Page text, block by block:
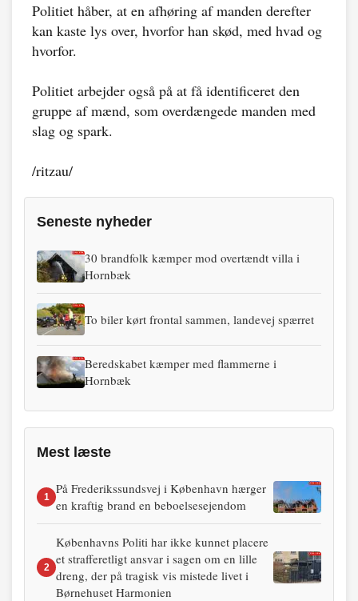
Politiet håber, at en afhøring af manden derefter
kan kaste lys over, hvorfor han skød, med hvad og
hvorfor.
Politiet arbejder også på at få identificeret den
gruppe af mænd, som overdængede manden med
slag og spark.
/ritzau/
Seneste nyheder
30 brandfolk kæmper mod overtændt villa i
Hornbæk
To biler kørt frontal sammen, landevej spærret
Beredskabet kæmper med flammerne i
Hornbæk
Mest læste
1
På Frederikssundsvej i København hærger
en kraftig brand en beboelsesejendom
2
Københavns Politi har ikke kunnet placere
et strafferetligt ansvar i sagen om en lille
dreng, der på tragisk vis mistede livet i
Børnehuset Harmonien